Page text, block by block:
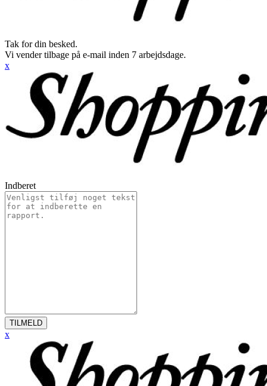
Tak for din besked.
Vi vender tilbage på e-mail inden 7 arbejdsdage.
x
Indberet
TILMELD
x